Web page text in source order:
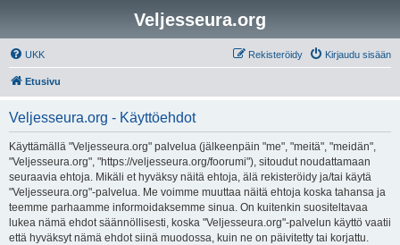
Veljesseura.org
UKK Kirjaudu sisään
Rekisteröidy
Etusivu
Veljesseura.org - Käyttöehdot
Käyttämällä "Veljesseura.org" palvelua (jälkeenpäin "me", "meitä", "meidän",
"Veljesseura.org", "https://veljesseura.org/foorumi"), sitoudut noudattamaan
seuraavia ehtoja. Mikäli et hyväksy näitä ehtoja, älä rekisteröidy ja/tai käytä
"Veljesseura.org"-palvelua. Me voimme muuttaa näitä ehtoja koska tahansa ja
teemme parhaamme informoidaksemme sinua. On kuitenkin suositeltavaa
lukea nämä ehdot säännöllisesti, koska "Veljesseura.org"-palvelun käyttö vaatii
että hyväksyt nämä ehdot siinä muodossa, kuin ne on päivitetty tai korjattu.